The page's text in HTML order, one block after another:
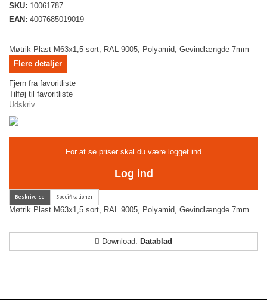
SKU: 10061787
EAN: 4007685019019
Møtrik Plast M63x1,5 sort, RAL 9005, Polyamid, Gevindlængde 7mm
Flere detaljer
Fjern fra favoritliste
Tilføj til favoritliste
Udskriv
For at se priser skal du være logget ind
Log ind
Møtrik Plast M63x1,5 sort, RAL 9005, Polyamid, Gevindlængde 7mm
Download: Datablad